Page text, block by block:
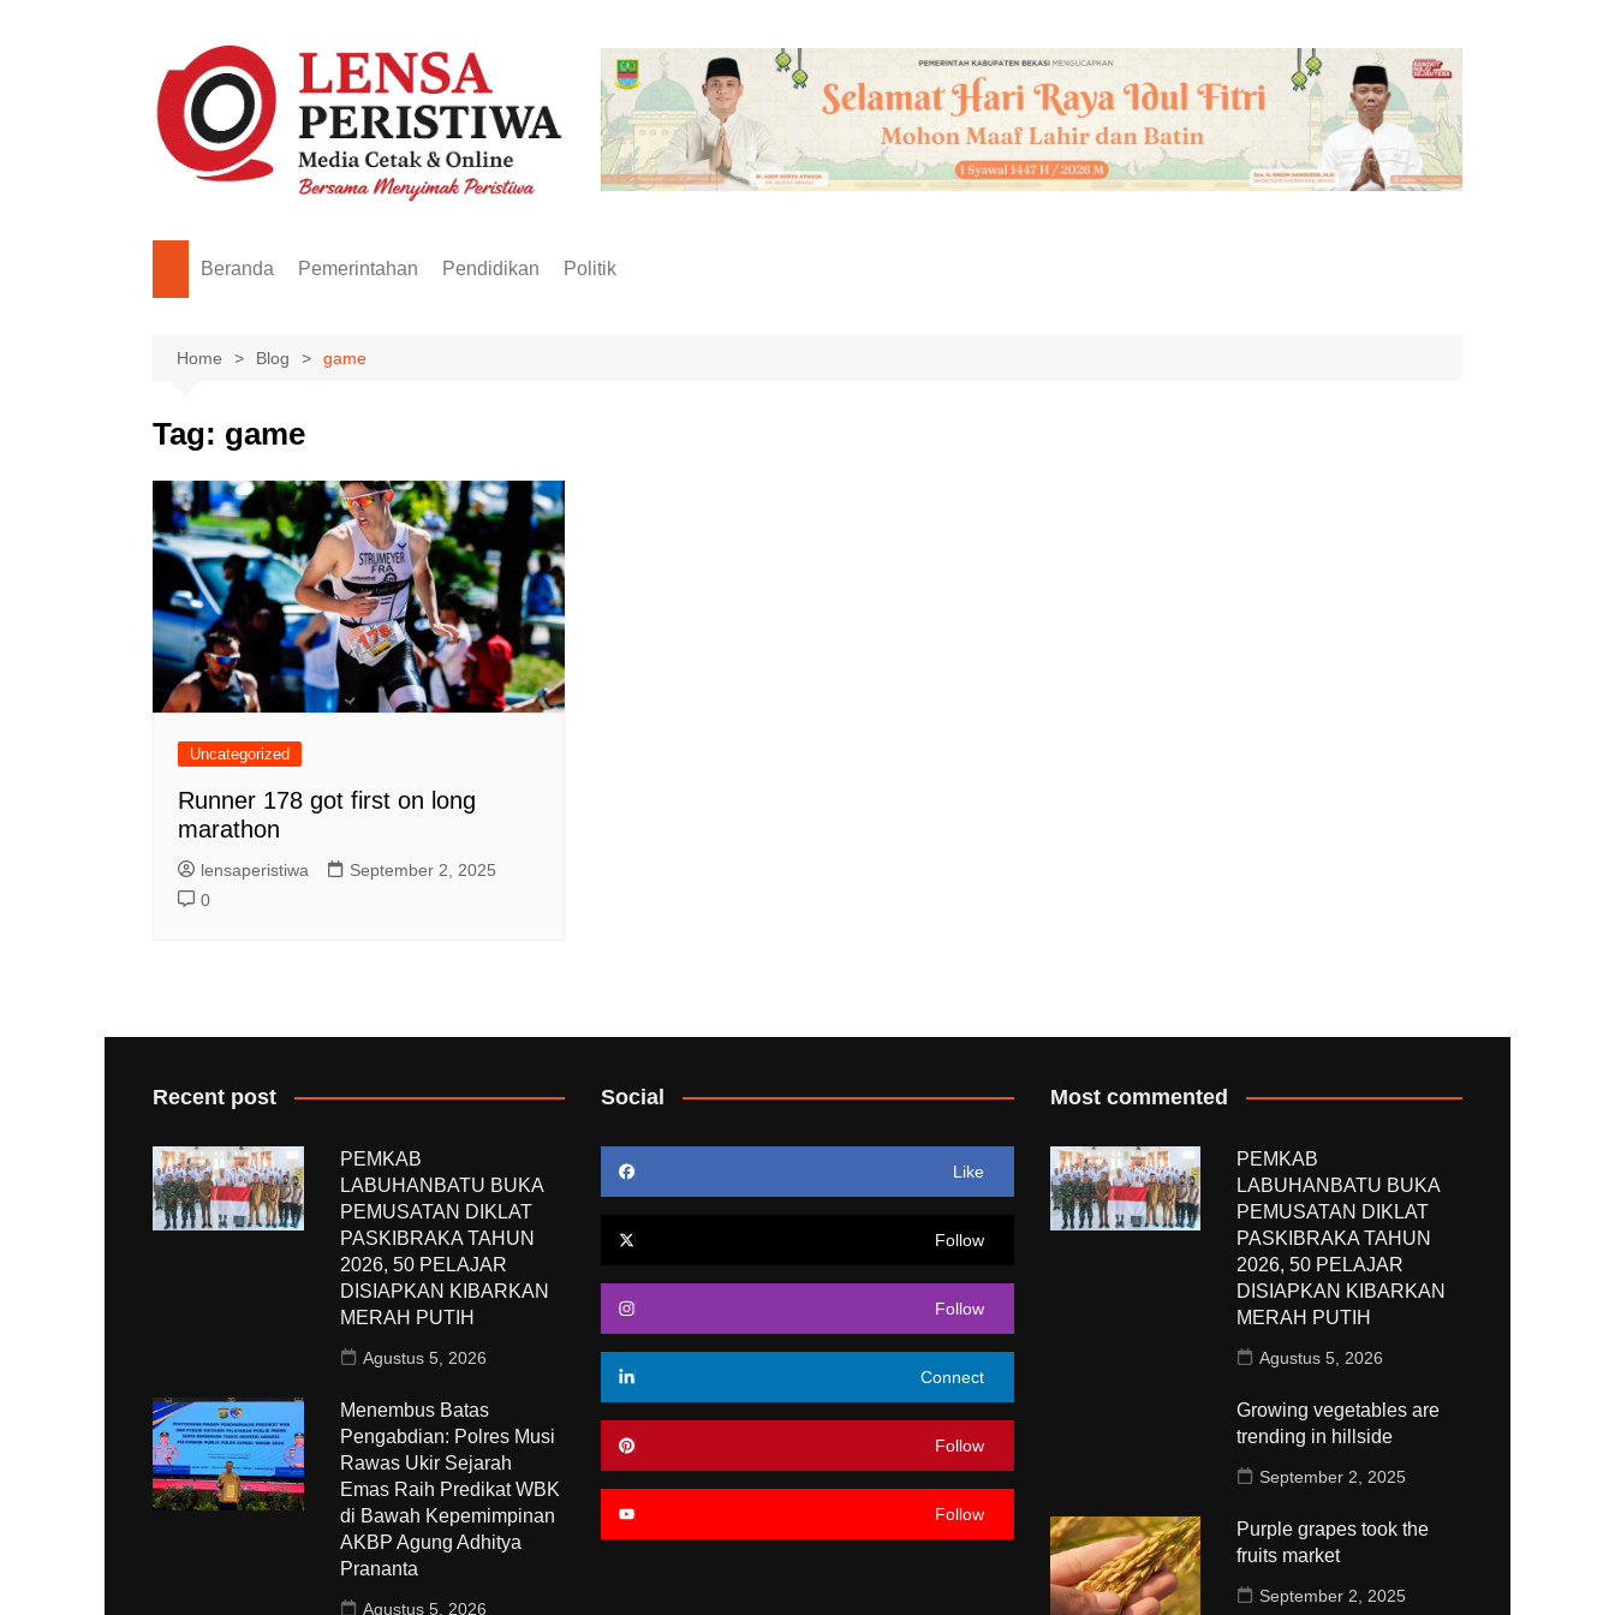
Beranda Pemerintahan Pendidikan Politik
Home Blog game
Tag: game
Uncategorized
Runner 178 got first on long
marathon
lensaperistiwa
September 2, 2025
0
Recent post
PEMKAB
LABUHANBATU BUKA
PEMUSATAN DIKLAT
PASKIBRAKA TAHUN
2026, 50 PELAJAR
DISIAPKAN KIBARKAN
MERAH PUTIH
Agustus 5, 2026
Menembus Batas
Pengabdian: Polres Musi
Rawas Ukir Sejarah
Emas Raih Predikat WBK
di Bawah Kepemimpinan
AKBP Agung Adhitya
Prananta
Agustus 5, 2026
Social
Like
Follow
Follow
Connect
Follow
Follow
Most commented
PEMKAB
LABUHANBATU BUKA
PEMUSATAN DIKLAT
PASKIBRAKA TAHUN
2026, 50 PELAJAR
DISIAPKAN KIBARKAN
MERAH PUTIH
Agustus 5, 2026
Growing vegetables are
trending in hillside
September 2, 2025
Purple grapes took the
fruits market
September 2, 2025